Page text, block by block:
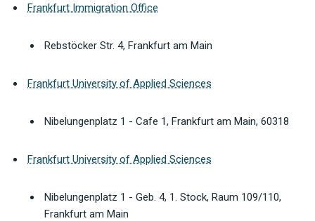
Frankfurt Immigration Office
Rebstöcker Str. 4, Frankfurt am Main
Frankfurt University of Applied Sciences
Nibelungenplatz 1 - Cafe 1, Frankfurt am Main, 60318
Frankfurt University of Applied Sciences
Nibelungenplatz 1 - Geb. 4, 1. Stock, Raum 109/110,
Frankfurt am Main